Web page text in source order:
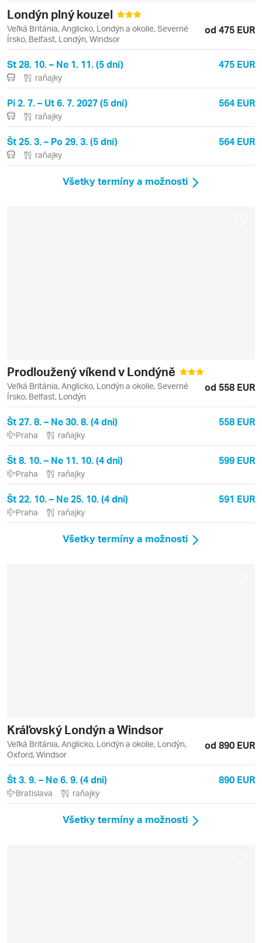
Londýn plný kouzel
Veľká Británia, Anglicko, Londýn a okolie, Severné
Írsko, Belfast, Londýn, Windsor
od 475 EUR
St 28. 10. – Ne 1. 11. (5 dní) 475 EUR
raňajky
Pi 2. 7. – Ut 6. 7. 2027 (5 dní) 564 EUR
raňajky
Št 25. 3. – Po 29. 3. (5 dní) 564 EUR
raňajky
Všetky termíny a možnosti
Prodloužený víkend v Londýně
Veľká Británia, Anglicko, Londýn a okolie, Severné
Írsko, Belfast, Londýn
od 558 EUR
Št 27. 8. – Ne 30. 8. (4 dni) 558 EUR
Praha raňajky
Št 8. 10. – Ne 11. 10. (4 dni) 599 EUR
Praha raňajky
Št 22. 10. – Ne 25. 10. (4 dni) 591 EUR
Praha raňajky
Všetky termíny a možnosti
Kráľovský Londýn a Windsor
Veľká Británia, Anglicko, Londýn a okolie, Londýn,
Oxford, Windsor
od 890 EUR
Št 3. 9. – Ne 6. 9. (4 dni) 890 EUR
Bratislava raňajky
Všetky termíny a možnosti